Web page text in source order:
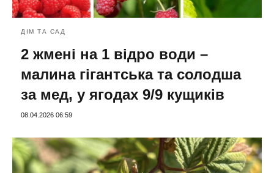
ДІМ ТА САД
2 жмені на 1 відро води –
малина гігантська та солодша
за мед, у ягодах 9/9 кущиків
08.04.2026 06:59